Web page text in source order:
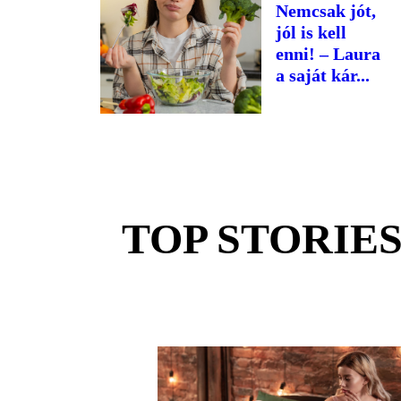
Nemcsak jót,
jól is kell
enni! – Laura
a saját kár...
TOP